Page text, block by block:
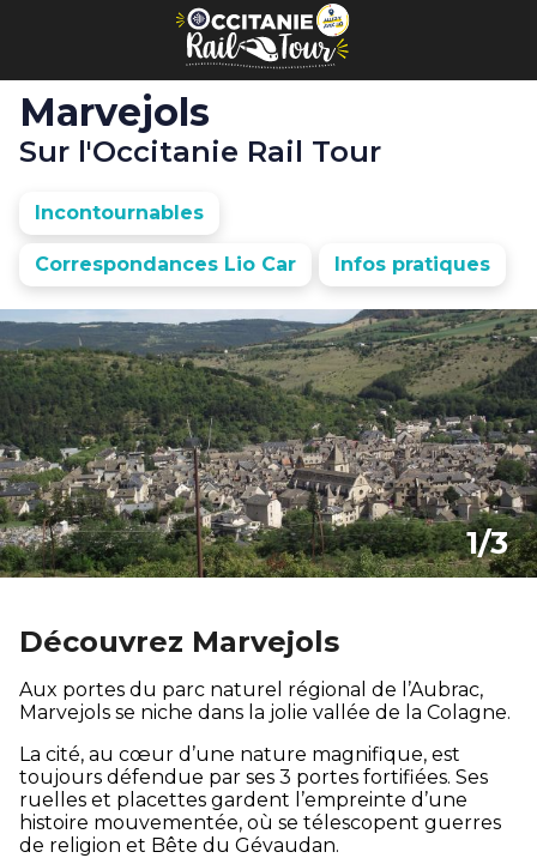
Panneau de gestion des cookies
Marvejols
Sur l'Occitanie Rail Tour
Incontournables
Correspondances Lio Car Infos pratiques
1/3
Découvrez Marvejols
Aux portes du parc naturel régional de l’Aubrac,
Marvejols se niche dans la jolie vallée de la Colagne.
La cité, au cœur d’une nature magnifique, est
toujours défendue par ses 3 portes fortifiées. Ses
ruelles et placettes gardent l’empreinte d’une
histoire mouvementée, où se télescopent guerres
de religion et Bête du Gévaudan.